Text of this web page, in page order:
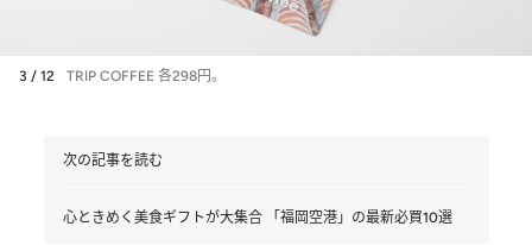
3 / 12 TRIP COFFEE 各298円。
次の記事を読む
心ときめく美食ギフトが大集合 「福岡空港」の最新必買10選